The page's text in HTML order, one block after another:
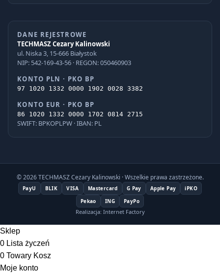
DANE REJESTROWE
TECHMASZ Cezary Kalinowski
ul. Niska 3, 15-666 Białystok
NIP: 542-169-43-56 · REGON: 050460903
KONTO PLN · PKO BP
97 1020 1332 0000 1902 0028 3382
KONTO EUR · PKO BP
86 1020 1332 0000 1702 0814 2715
SWIFT: BPKOPLPW · IBAN: PL
© 2026 TECHMASZ Cezary Kalinowski · Wszelkie prawa zastrzeżone.
PayU BLIK VISA Mastercard G Pay Apple Pay
iPKO
Pekao
ING PayPo
Realizacja: Internet Factory
Sklep
0 Lista życzeń
0 Towary Kosz
Moje konto